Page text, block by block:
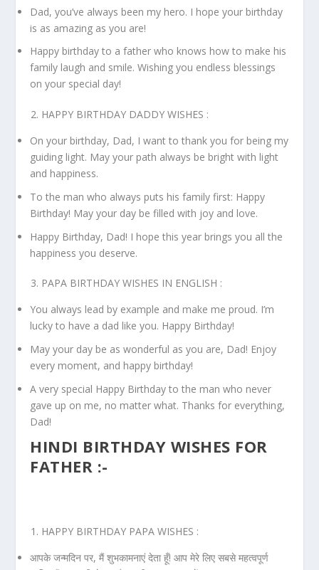
Dad, you’ve always been my hero. I hope your birthday
is as amazing as you are!
Happy birthday to a father who knows how to make his
family laugh and smile. Wishing you endless blessings
on your special day!
HAPPY BIRTHDAY DADDY WISHES :
On your birthday, Dad, I want to thank you for being my
guiding light. May your path always be bright with light
and happiness.
To the man who always puts his family first: Happy
Birthday! May your day be filled with joy and love.
Happy Birthday, Dad! I hope this year brings you all the
happiness you deserve.
PAPA BIRTHDAY WISHES IN ENGLISH :
You always lead by example and make me proud. I’m
lucky to have a dad like you. Happy Birthday!
May your day be as wonderful as you are, Dad! Enjoy
every moment, and happy birthday!
A very special Happy Birthday to the man who never
gave up on me, no matter what. Thanks for everything,
Dad!
HINDI BIRTHDAY WISHES FOR
FATHER :-
HAPPY BIRTHDAY PAPA WISHES :
आपके जन्मदिन पर, मैं शुभकामनाएं देता हूँ! आप मेरे लिए सबसे महत्वपूर्ण